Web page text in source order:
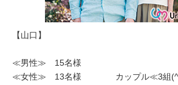
【山口】
≪男性≫ 15名様
≪女性≫ 13名様 カップル≪3組